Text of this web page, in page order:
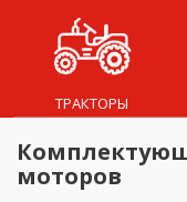
ТРАКТОРЫ
моторов